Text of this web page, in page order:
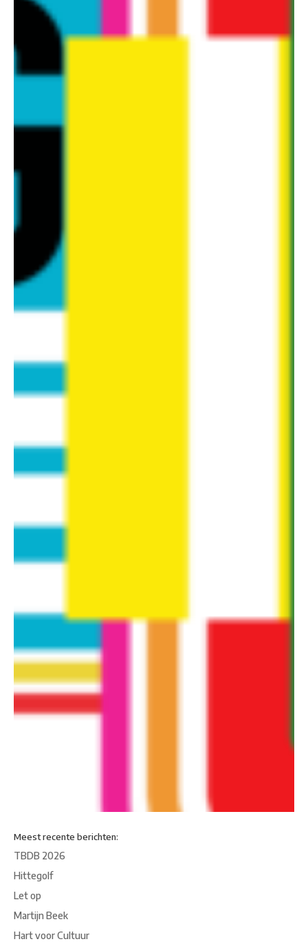
Meest recente berichten:
TBDB 2026
Hittegolf
Let op
Martijn Beek
Hart voor Cultuur